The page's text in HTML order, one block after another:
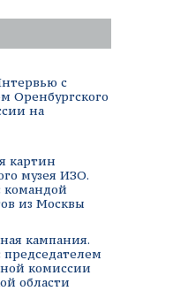
с
Оренбургского
на
картин
музея ИЗО.
из Москвы
кампания.
комиссии
области